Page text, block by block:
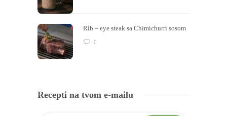
Rib – eye steak sa Chimichurri sosom
0
Recepti na tvom e-mailu